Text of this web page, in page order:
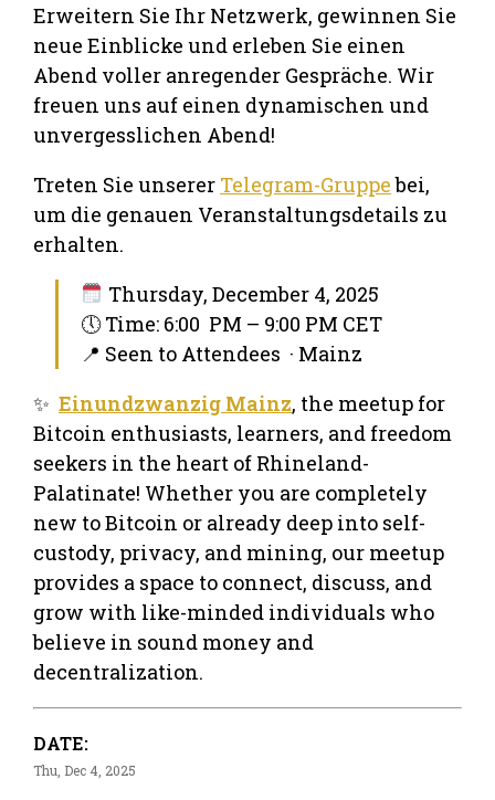
Erweitern Sie Ihr Netzwerk, gewinnen Sie
neue Einblicke und erleben Sie einen
Abend voller anregender Gespräche. Wir
freuen uns auf einen dynamischen und
unvergesslichen Abend!
Treten Sie unserer Telegram-Gruppebei,
um die genauen Veranstaltungsdetails zu
erhalten.
Thursday, December 4, 2025
🕔 Time: 6:00 PM – 9:00 PM CET
📍 Seen to Attendees · Mainz
✨ Einundzwanzig Mainz, the meetup for
Bitcoin enthusiasts, learners, and freedom
seekers in the heart of Rhineland-
Palatinate! Whether you are completely
new to Bitcoin or already deep into self-
custody, privacy, and mining, our meetup
provides a space to connect, discuss, and
grow with like-minded individuals who
believe in sound money and
decentralization.
DATE:
Thu, Dec 4, 2025